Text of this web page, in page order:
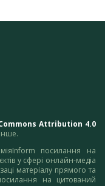
Attribution 4.0
посилання на
у сфері онлайн-медіа
матеріалу прямого та
на цитований